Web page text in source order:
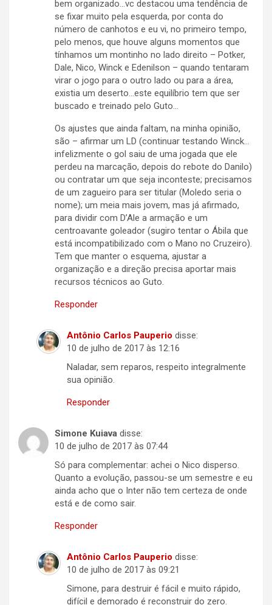
bem organizado…vc destacou uma tendência de
se fixar muito pela esquerda, por conta do
número de canhotos e eu vi, no primeiro tempo,
pelo menos, que houve alguns momentos que
tínhamos um montinho no lado direito – Potker,
Dale, Nico, Winck e Edenilson – quando tentaram
virar o jogo para o outro lado ou para a área,
existia um deserto…este equilíbrio tem que ser
buscado e treinado pelo Guto…
Os ajustes que ainda faltam, na minha opinião,
são – afirmar um LD (continuar testando Winck…
infelizmente o gol saiu de uma jogada que ele
perdeu na marcação, depois do rebote do Danilo)
ou contratar um que seja inconteste; precisamos
de um zagueiro para ser titular (Moledo seria o
nome); um meia mais jovem, mas já afirmado,
para dividir com D’Ale a armação e um
centroavante goleador (sugiro tentar o Ábila que
está incompatibilizado com o Mano no Cruzeiro).
Tem que manter o esquema, ajustar a
organização e a direção precisa aportar mais
recursos técnicos ao Guto.
Responder
Antônio Carlos Pauperio disse:
10 de julho de 2017 às 12:16
Naladar, sem reparos, respeito integralmente
sua opinião.
Responder
Simone Kuiava disse:
10 de julho de 2017 às 07:44
Só para complementar: achei o Nico disperso.
Quanto a evolução, passou-se um semestre e eu
ainda acho que o Inter não tem certeza de onde
está e de como sair.
Responder
Antônio Carlos Pauperio disse:
10 de julho de 2017 às 09:21
Simone, para destruir é fácil e muito rápido,
difícil e demorado é reconstruir do zero.